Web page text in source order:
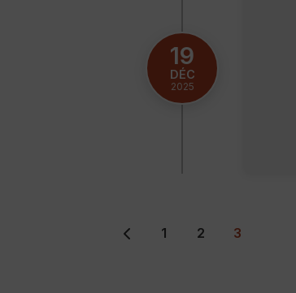
19
DÉC
2025
1 2 3